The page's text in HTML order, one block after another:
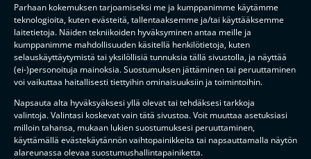
Parhaan kokemuksen tarjoamiseksi me ja kumppanimme käytämme
teknologioita, kuten evästeitä, tallentaaksemme ja/tai käyttääksemme
laitetietoja. Näiden tekniikoiden hyväksyminen antaa meille ja
kumppanimme mahdollisuuden käsitellä henkilötietoja, kuten
selauskäyttäytymistä tai yksilöllisiä tunnuksia tällä sivustolla, ja näyttää
(ei-)personoituja mainoksia. Suostumuksen jättäminen tai peruuttaminen
voi vaikuttaa haitallisesti tiettyihin ominaisuuksiin ja toimintoihin.
Napsauta alta hyväksyäksesi yllä olevat tai tehdäksesi tarkkoja
valintoja. Valintasi koskevat vain tätä sivustoa. Voit muuttaa asetuksiasi
milloin tahansa, mukaan lukien suostumuksesi peruuttaminen,
käyttämällä evästekäytännön vaihtopainikkeita tai napsauttamalla näytön
alareunassa olevaa suostumushallintapainiketta.
F-LIIGANKUMPPANIT